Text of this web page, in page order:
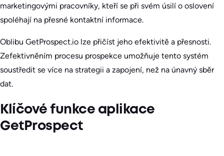
marketingovými pracovníky, kteří se při svém úsilí o oslovení
spoléhají na přesné kontaktní informace.
Oblibu GetProspect.io lze přičíst jeho efektivitě a přesnosti.
Zefektivněním procesu prospekce umožňuje tento systém
soustředit se více na strategii a zapojení, než na únavný sběr
dat.
Klíčové funkce aplikace
GetProspect